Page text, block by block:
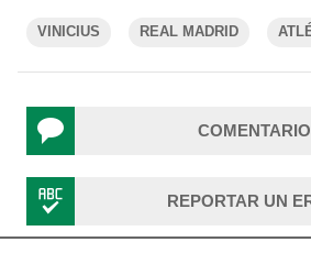
VINICIUS REAL MADRID
REPORTAR UN